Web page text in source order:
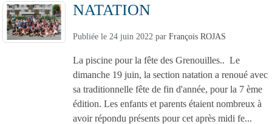
NATATION
Publiée le 24 juin 2022 par François ROJAS
La piscine pour la fête des Grenouilles.. Le
dimanche 19 juin, la section natation a renoué avec
sa traditionnelle fête de fin d'année, pour la 7 ème
édition. Les enfants et parents étaient nombreux à
avoir répondu présents pour cet après midi fe...